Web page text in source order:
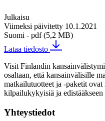
Julkaisu
Viimeksi päivitetty 10.1.2021
Suomi - pdf (5,2 MB)
Lataa tiedosto
Visit Finlandin
osaltaan, että kansainvälisille
matkailutuotteet ja -paketit
kilpailukykyisiä ja
Yhteystiedot